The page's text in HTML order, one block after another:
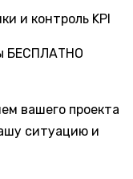
и контроль KPI
БЕСПЛАТНО
вашего проекта
ситуацию и